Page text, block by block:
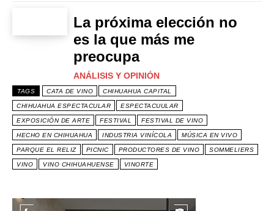
La próxima elección no
es la que más me
preocupa
ANÁLISIS Y OPINIÓN
TAGS CATA DE VINO CHIHUAHUA CAPITAL
CHIHUAHUA ESPECTACULAR ESPECTACUULAR
EXPOSICIÓN DE ARTE FESTIVAL FESTIVAL DE VINO
HECHO EN CHIHUAHUA INDUSTRIA VINÍCOLA MÚSICA EN VIVO
PARQUE EL RELIZ PICNIC PRODUCTORES DE VINO SOMMELIERS
VINO VINO CHIHUAHUENSE VINORTE